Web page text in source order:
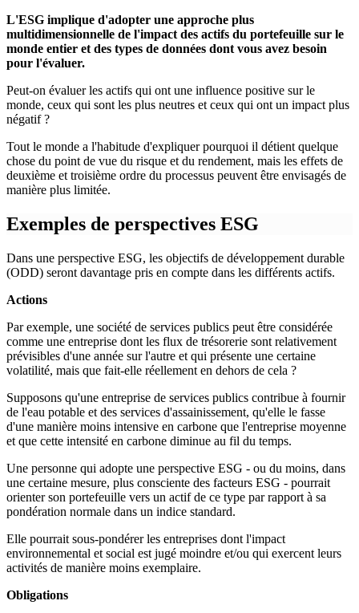
L'ESG implique d'adopter une approche plus
multidimensionnelle de l'impact des actifs du portefeuille sur le
monde entier et des types de données dont vous avez besoin
pour l'évaluer.
Peut-on évaluer les actifs qui ont une influence positive sur le
monde, ceux qui sont les plus neutres et ceux qui ont un impact plus
négatif ?
Tout le monde a l'habitude d'expliquer pourquoi il détient quelque
chose du point de vue du risque et du rendement, mais les effets de
deuxième et troisième ordre du processus peuvent être envisagés de
manière plus limitée.
Exemples de perspectives ESG
Dans une perspective ESG, les objectifs de développement durable
(ODD) seront davantage pris en compte dans les différents actifs.
Actions
Par exemple, une société de services publics peut être considérée
comme une entreprise dont les flux de trésorerie sont relativement
prévisibles d'une année sur l'autre et qui présente une certaine
volatilité, mais que fait-elle réellement en dehors de cela ?
Supposons qu'une entreprise de services publics contribue à fournir
de l'eau potable et des services d'assainissement, qu'elle le fasse
d'une manière moins intensive en carbone que l'entreprise moyenne
et que cette intensité en carbone diminue au fil du temps.
Une personne qui adopte une perspective ESG - ou du moins, dans
une certaine mesure, plus consciente des facteurs ESG - pourrait
orienter son portefeuille vers un actif de ce type par rapport à sa
pondération normale dans un indice standard.
Elle pourrait sous-pondérer les entreprises dont l'impact
environnemental et social est jugé moindre et/ou qui exercent leurs
activités de manière moins exemplaire.
Obligations